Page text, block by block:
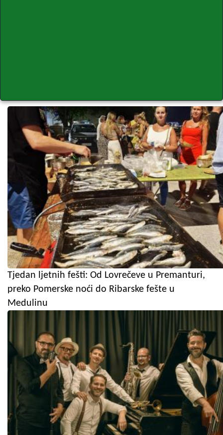
Tjedan ljetnih fešti: Od Lovrečeve u Premanturi,
preko Pomerske noći do Ribarske fešte u
Medulinu